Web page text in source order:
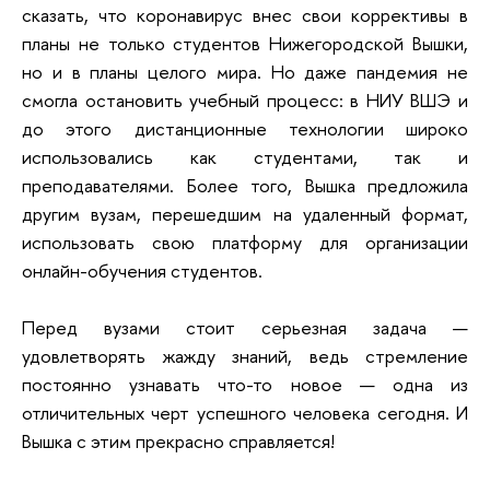
сказать, что коронавирус внес свои коррективы в
планы не только студентов Нижегородской Вышки,
но и в планы целого мира. Но даже пандемия не
смогла остановить учебный процесс: в НИУ ВШЭ и
до этого дистанционные технологии широко
использовались как студентами, так и
преподавателями. Более того, Вышка предложила
другим вузам, перешедшим на удаленный формат,
использовать свою платформу для организации
онлайн-обучения студентов.
Перед вузами стоит серьезная задача —
удовлетворять жажду знаний, ведь стремление
постоянно узнавать что-то новое — одна из
отличительных черт успешного человека сегодня. И
Вышка с этим прекрасно справляется!